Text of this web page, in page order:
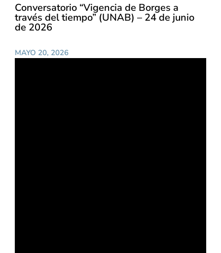
Conversatorio “Vigencia de Borges a
través del tiempo” (UNAB) – 24 de junio
de 2026
MAYO 20, 2026